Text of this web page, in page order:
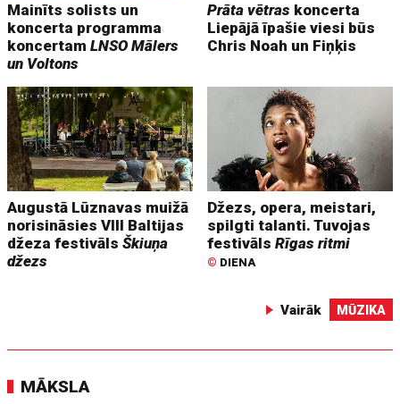
Mainīts solists un
koncerta programma
koncertamLNSO Mālers
un Voltons
Prāta vētras koncerta
Liepājā īpašie viesi būs
Chris Noah un Fiņķis
Augustā Lūznavas muižā
norisināsies VIII Baltijas
džeza festivālsŠkiuņa
džezs
Džezs, opera, meistari,
spilgti talanti. Tuvojas
festivālsRīgas ritmi
© DIENA
Vairāk MŪZIKA
MĀKSLA